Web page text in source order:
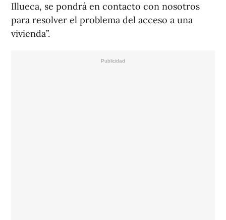
Illueca, se pondrá en contacto con nosotros
para resolver el problema del acceso a una
vivienda”.